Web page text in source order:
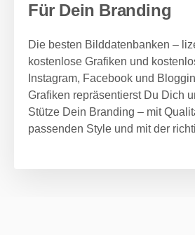
Für Dein Branding
Die besten Bilddatenbanken –
kostenlose Grafiken und
Instagram, Facebook und
Grafiken repräsentierst Du Dich
Stütze Dein Branding – mit
passenden Style und mit der